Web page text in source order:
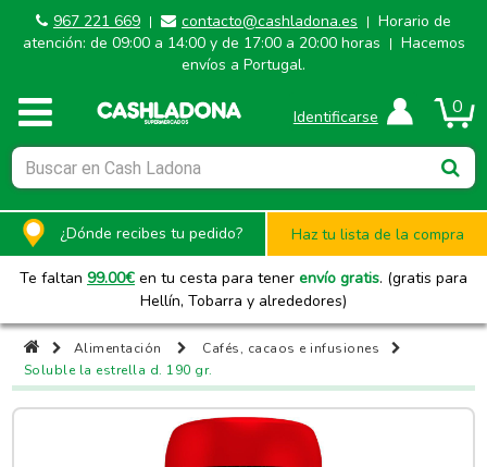
967 221 669 | contacto@cashladona.es | Horario de
atención: de 09:00 a 14:00 y de 17:00 a 20:00 horas
| Hacemos
envíos a Portugal.
0
Identificarse
¿Dónde recibes tu pedido? Haz tu lista de la compra
Te faltan 99.00€ en tu cesta para tener envío gratis. (gratis para
Hellín, Tobarra y alrededores)
Alimentación
Cafés, cacaos e infusiones
Soluble la estrella d. 190 gr.